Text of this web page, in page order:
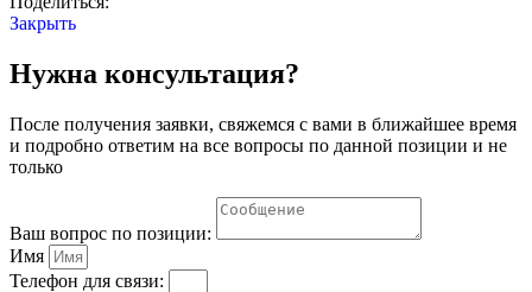
Закрыть
Нужна консультация?
После получения заявки, свяжемся с вами в ближайшее время
и подробно ответим на все вопросы по данной позиции и не
только
Ваш вопрос по позиции:
Имя
Телефон для связи: